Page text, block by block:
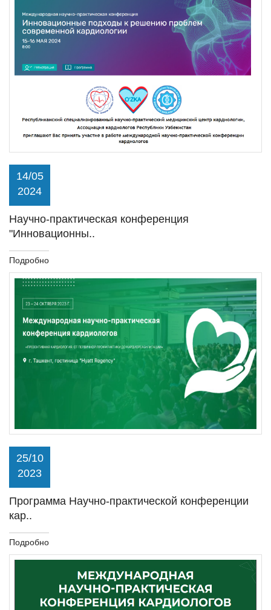
14/05
2024
Научно-практическая конференция
"Инновационны..
Подробно
25/10
2023
Программа Научно-практической конференции
кар..
Подробно